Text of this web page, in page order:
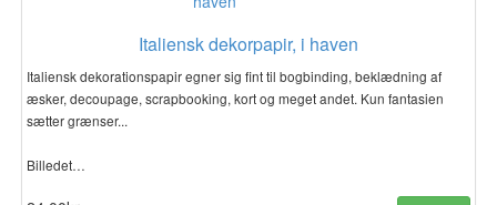
Italiensk dekorpapir, i haven
Italiensk dekorationspapir egner sig fint til bogbinding, beklædning af
æsker, decoupage, scrapbooking, kort og meget andet. Kun fantasien
sætter grænser...
Billedet…